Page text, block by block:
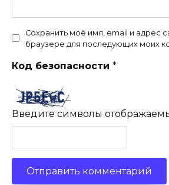
Сохранить моё имя, email и адрес
браузере для последующих моих
Код безопасности *
Введите символы